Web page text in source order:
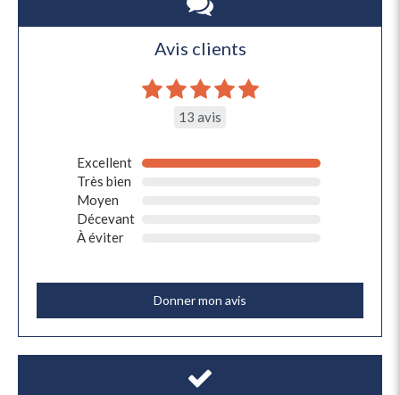
Avis clients
13 avis
Excellent
Très bien
Moyen
Décevant
À éviter
Donner mon avis